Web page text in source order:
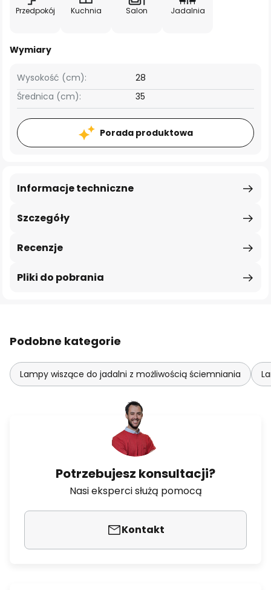
Przedpokój Kuchnia Salon Jadalnia
Wymiary
Wysokość (cm):
28
Średnica (cm):
35
Porada produktowa
Szczegóły
Informacje techniczne
Recenzje
Pliki do pobrania
Podobne kategorie
Lampy wiszące do jadalni z możliwością ściemniania
Potrzebujesz konsultacji?
Nasi eksperci służą pomocą
Kontakt